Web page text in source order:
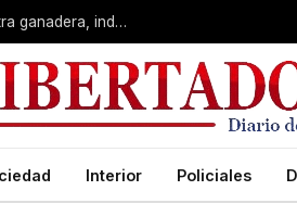
Corrientes: La Rural celebra 90 años con una megamuestra ganadera, industrial y artística
Interior Policiales